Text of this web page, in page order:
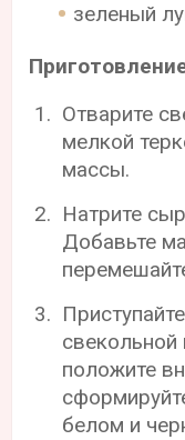
зеленый
Отварите
мелкой
массы.
Натрите
Добавьте
положите
белом и